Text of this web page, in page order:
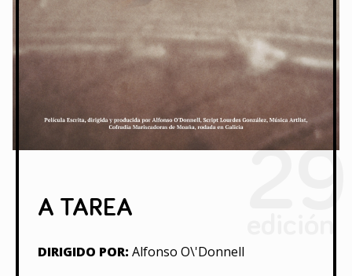
A TAREA
DIRIGIDO POR: Alfonso O\'Donnell